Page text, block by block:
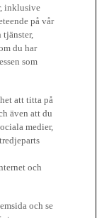
inklusive
på vår
tjänster,
du har
som
att titta på
även att du
medier,
och
och se